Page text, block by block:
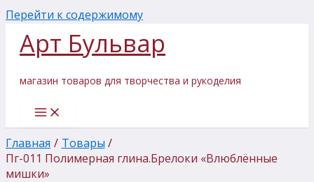
Перейти к содержимому
Арт Бульвар
магазин товаров для творчества и рукоделия
Главная
Товары
Пг-011 Полимерная глина.Брелоки «Влюблённые
мишки»